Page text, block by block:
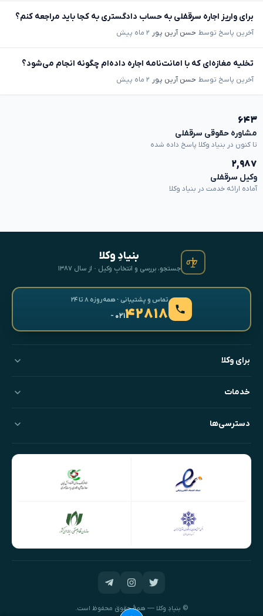
برای واریز اجاره سرقفلی به حساب دادگستری به کجا باید مراجعه کنم؟
آخرین پاسخ توسط حسن آرین پور ۲ ماه پیش
تخلیه مغازه‌ای که با امانت‌نامه اجاره داده‌ام چگونه انجام می‌شود؟
آخرین پاسخ توسط حسن آرین پور ۲ ماه پیش
۶۴۳
مشاوره حقوقی سرقفلی
تا کنون در بنیاد وکلا پاسخ داده شده
۲,۹۸۷
وکیل سرقفلی
آماده ارائه خدمت در بنیاد وکلا
بنیادِ وکلا
جستجو، بررسی و انتخابِ وکیل · از سال ۱۳۸۷
تماس و پشتیبانی · همه‌روزه ۸ تا ۲۴
۴۲۸۱۸- ۰۲۱
برای وکلا
خدمات
دسترسی‌ها
© بنیادِ وکلا — همهٔ حقوق محفوظ است.